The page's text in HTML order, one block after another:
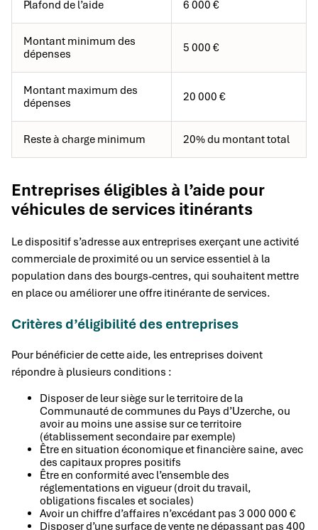
Plafond de l’aide 6 000 €
Montant minimum des
dépenses
5 000 €
Montant maximum des
dépenses
20 000 €
Reste à charge minimum 20% du montant total
Entreprises éligibles à l’aide pour
véhicules de services itinérants
Le dispositif s’adresse aux entreprises exerçant une activité
commerciale de proximité ou un service essentiel à la
population dans des bourgs-centres, qui souhaitent mettre
en place ou améliorer une offre itinérante de services.
Critères d’éligibilité des entreprises
Pour bénéficier de cette aide, les entreprises doivent
répondre à plusieurs conditions :
Disposer de leur siège sur le territoire de la
Communauté de communes du Pays d’Uzerche, ou
avoir au moins une assise sur ce territoire
(établissement secondaire par exemple)
Être en situation économique et financière saine, avec
des capitaux propres positifs
Être en conformité avec l’ensemble des
réglementations en vigueur (droit du travail,
obligations fiscales et sociales)
Avoir un chiffre d’affaires n’excédant pas 3 000 000 €
Disposer d’une surface de vente ne dépassant pas 400